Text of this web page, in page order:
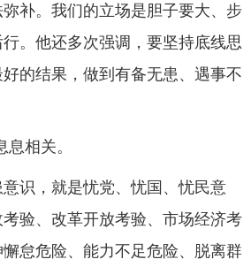
补。我们的立场是胆子要大、步
。他还多次强调，要坚持底线思
的结果，做到有备无患、遇事不
相关。
识，就是忧党、忧国、忧民意
验、改革开放考验、市场经济考
怠危险、能力不足危险、脱离群